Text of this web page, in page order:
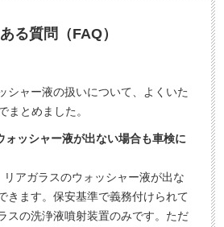
る質問（FAQ）
シャー液の扱いについて、よくいた
まとめました。
ォッシャー液が出ない場合も車検に
アガラスのウォッシャー液が出な
きます。保安基準で義務付けられて
スの洗浄液噴射装置のみです。ただ